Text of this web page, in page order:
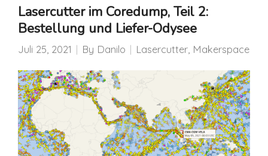
Lasercutter im Coredump, Teil 2:
Bestellung und Liefer-Odysee
Juli 25, 2021 By Danilo Lasercutter Makerspace